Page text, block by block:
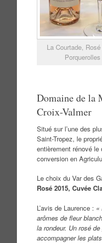
La Courtade,
Porquerolles
Domaine de la
Croix-Valmer
Situé sur l’une des
Saint-Tropez, le
entièrement rénové
conversion en
Le choix du Var des
Rosé 2015, Cuvée
L’avis de Laurence : «
arômes de fleur
la rondeur. Un rosé
accompagner les